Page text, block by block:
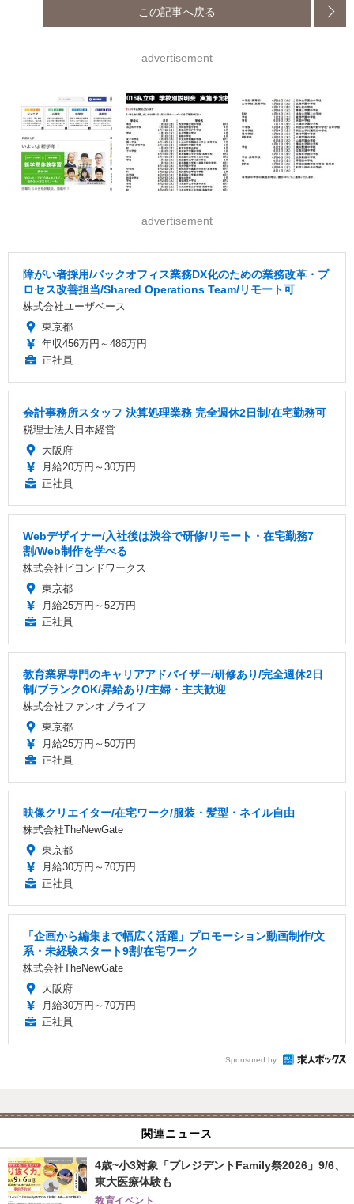
この記事へ戻る
advertisement
advertisement
障がい者採用/バックオフィス業務DX化のための業務改革・プ
ロセス改善担当/Shared Operations Team/リモート可
株式会社ユーザベース
東京都
年収456万円～486万円
正社員
会計事務所スタッフ 決算処理業務 完全週休2日制/在宅勤務可
税理士法人日本経営
大阪府
月給20万円～30万円
正社員
Webデザイナー/入社後は渋谷で研修/リモート・在宅勤務7
割/Web制作を学べる
株式会社ビヨンドワークス
東京都
月給25万円～52万円
正社員
教育業界専門のキャリアアドバイザー/研修あり/完全週休2日
制/ブランクOK/昇給あり/主婦・主夫歓迎
株式会社ファンオブライフ
東京都
月給25万円～50万円
正社員
映像クリエイター/在宅ワーク/服装・髪型・ネイル自由
株式会社TheNewGate
東京都
月給30万円～70万円
正社員
「企画から編集まで幅広く活躍」プロモーション動画制作/文
系・未経験スタート9割/在宅ワーク
株式会社TheNewGate
大阪府
月給30万円～70万円
正社員
Sponsored by
関連ニュース
4歳~小3対象「プレジデントFamily祭2026」9/6、
東大医療体験も
教育イベント